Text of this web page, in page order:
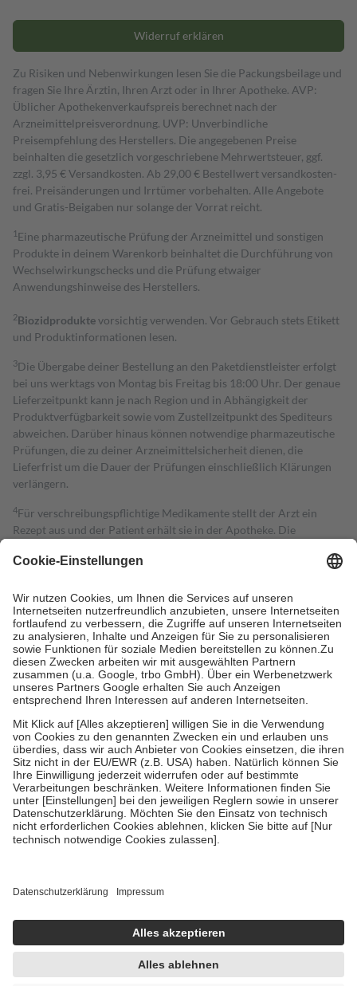
Widerruf erklären
Zu Risiken und Nebenwirkungen lesen Sie die Packungsbeilage und
fragen Sie Ihre Ärztin, Ihren Arzt oder in Ihrer Apotheke. AVP:
Üblicher Apothekenverkaufspreis berechnet nach der
Arzneimittelpreisverordnung. UVP: Unverbindliche
Preisempfehlung des Herstellers. Die angegebenen Preise
beinhalten die gesetzlich vorgeschriebene Mehrwertsteuer, ggf.
zzgl. 3,95 € Versandkosten. Ab 29,00 € Bestell­wert versand­kosten­
frei. Preisänderungen und Irrtümer vorbehalten. Alle Angebote
und Gratis-Beigaben nur solange der Vorrat reicht.
1 Eine pharmazeutische Prüfung der Arzneimittel und sonstigen
Produkte in deinem Warenkorb beinhaltet die Durchführung von
Wechselwirkungschecks und die Prüfung etwaiger
Anwendungshinweise des Herstellers.
2Biozidproduktevorsichtig verwenden. Vor Gebrauch stets Etikett
und Produktinformationen lesen.
3Die Übergabe deiner Bestellung an den Paketdienstleister erfolgt
bei uns werktags von Montag bis Freitag bis 18:00 Uhr. Der genaue
Lieferzeitpunkt kann je nach Region und in Abhängigkeit der
Produktverfügbarkeit sowie vom Zustellzeitpunkt des Spediteurs
abweichen. Darüber hinaus können notwendige pharmazeutische
Prüfungen, die zu deiner Arzneimittelsicherheit dienen, die
Lieferfrist um die Dauer der Prüfungen einschließlich Klärungen
verlängern.
4Für verschreibungspflichtige Medikamente stellt der Arzt ein
Rezept aus und der Patient erhält sie in der Apotheke. Die
Kosten dafür, der Versicherte trägt einen Teil davon als Zuzahlung
Grundsätzlich leisten Mitglieder Zuzahlungen in Höhe von zehn
Prozent des Abgabepreises,mindestensjedochfünf Euround
höchstens zehn Euro.Es sind jedoch nie mehr als die tatsächlichen
Kosten der Leistung zu entrichten.
Diese Regeln gelten grundsätzlich auch für Online-Apotheken.
Bei Heilmitteln und häuslicher Krankenpflege beträgt die
Zuzahlung zehn Prozent der Kosten sowie zehn Euro je
Um das Engagement der Versicherten für ihre eigene Gesundheit zu
stärken und die besondere Stellung der Familie zu unterstützen,
fallenkeine Zuzahlungen an bei:
• Kindern und Jugendlichen bis zum vollendeten 18. Lebensjahr
mit Ausnahme der Fahrkosten
• Untersuchungen zur Vorsorge und Früherkennung, die von der
GKV getragen werden
• empfohlenen Schutzimpfungen
Wir nutzen Trusted Shops als unabhängigen Dienstleister für die
getroffen, um sicherzustellen, dass es sich um echte Bewertungen
handelt. Mehr Informationen findest du hier:
https://help.etrusted.com/hc/de/articles/4419944605341